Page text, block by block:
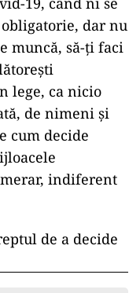
dar nu
muncă, să-ți faci
lege, ca nicio
de nimeni și
cum decide
indiferent
de a decide